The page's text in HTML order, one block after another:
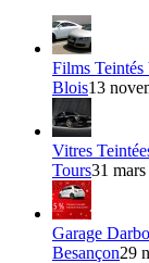
Films
Blois13
Vitres
Tours31
Garage
Besançon29